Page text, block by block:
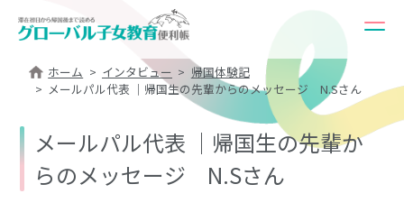
ホーム インタビュー
帰国体験記
メールパル代表 ｜帰国生の先輩からのメッセージ N.Sさん
メールパル代表 ｜帰国生の先輩か
らのメッセージ N.Sさん